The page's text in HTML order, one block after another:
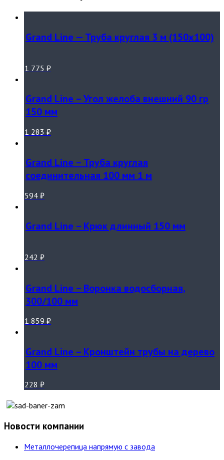
Grand Line — Труба круглая 3 м (150х100)
1 775 ₽
Grand Line – Угол желоба внешний 90 гр
150 мм
1 283 ₽
Grand Line – Труба круглая
соединительная 100 мм 1 м
594 ₽
Grand Line – Крюк длинный 150 мм
242 ₽
Grand Line – Воронка водосборная,
300/100 мм
1 859 ₽
Grand Line – Кронштейн трубы на дерево
100 мм
228 ₽
Новости компании
Металлочерепица напрямую с завода